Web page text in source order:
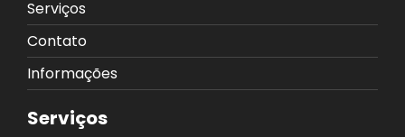
Serviços
Contato
Informações
Serviços